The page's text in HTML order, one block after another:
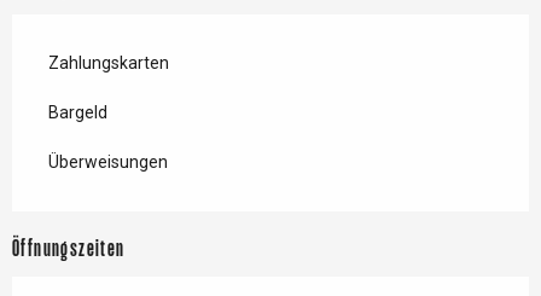
Zahlungskarten
Bargeld
Überweisungen
Öffnungszeiten